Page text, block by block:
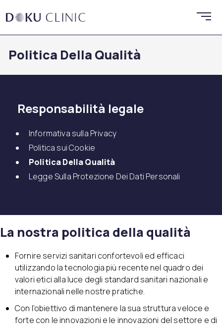
Politica Della Qualità
Responsabilità legale
Informativa sulla Privacy
Politica sui Cookie
Politica Della Qualità
Legge Sulla Protezione Dei Dati Personali
La nostra politica della qualità
Fornire servizi sanitari confortevoli ed efficaci
utilizzando la tecnologia più recente nel quadro dei
valori etici alla luce degli standard sanitari nazionali e
internazionali nelle nostre pratiche.
Con l’obiettivo di mantenere la sua struttura veloce e
forte con le innovazioni e le innovazioni del settore e di